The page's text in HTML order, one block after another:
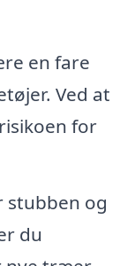
en fare
Ved at
for
stubben og
du